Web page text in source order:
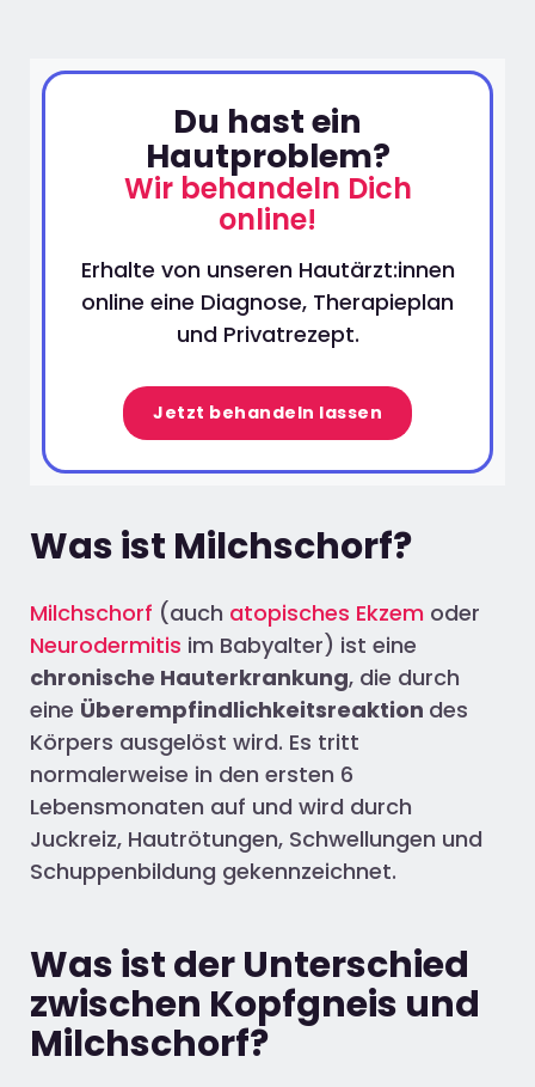
Du hast ein
Hautproblem?
Wir behandeln Dich
online!
Erhalte von unseren Hautärzt:innen
online eine Diagnose, Therapieplan
und Privatrezept.
Jetzt behandeln lassen
Was ist Milchschorf?
Milchschorf (auch atopisches Ekzem oder
Neurodermitis im Babyalter) ist eine
chronische Hauterkrankung, die durch
eine Überempfindlichkeitsreaktion des
Körpers ausgelöst wird. Es tritt
normalerweise in den ersten 6
Lebensmonaten auf und wird durch
Juckreiz, Hautrötungen, Schwellungen und
Schuppenbildung gekennzeichnet.
Was ist der Unterschied
zwischen Kopfgneis und
Milchschorf?